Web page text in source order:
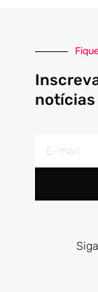
notícias
mail